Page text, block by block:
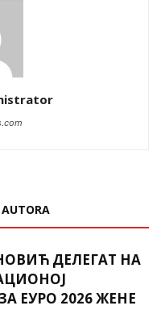
ДЕЛЕГАТ НА
ЕУРО 2026 ЖЕНЕ